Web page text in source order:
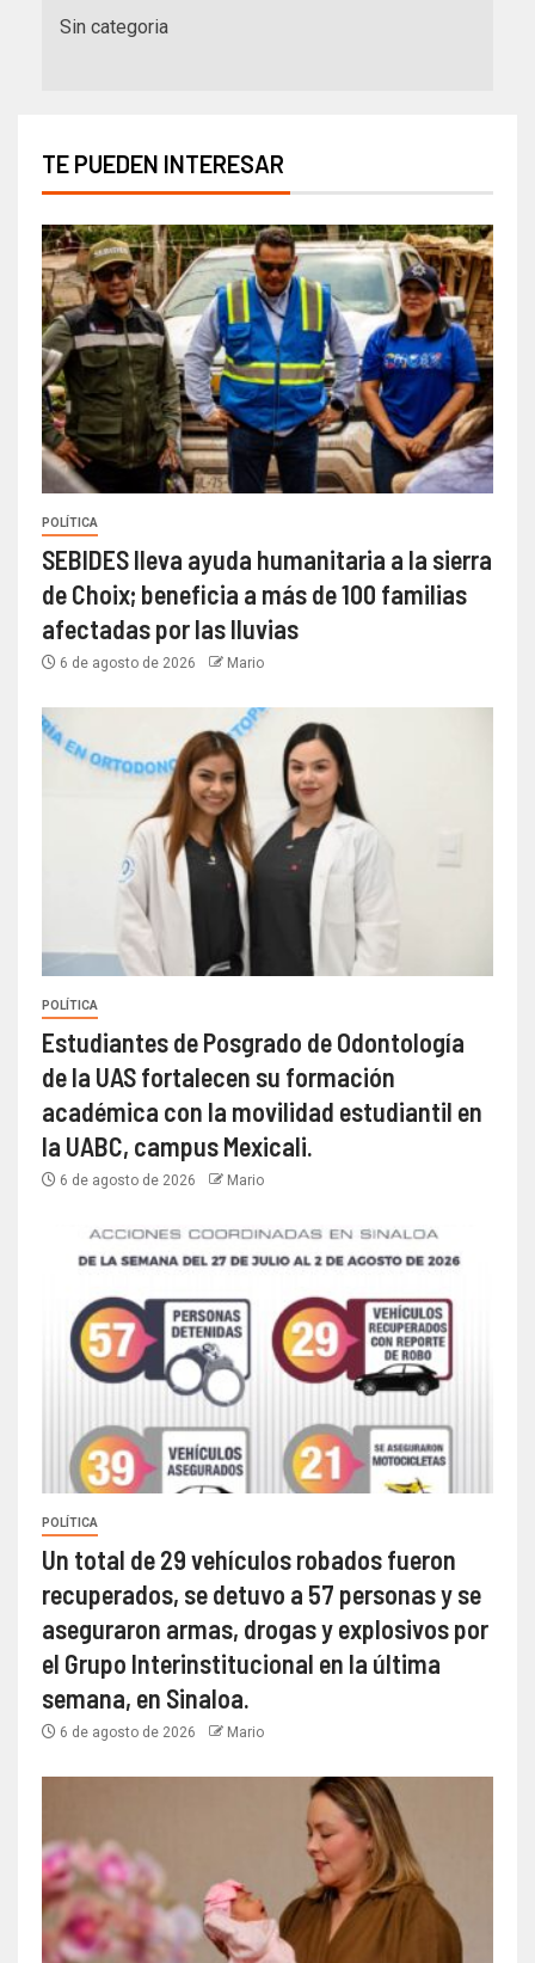
Sin categoria
TE PUEDEN INTERESAR
POLÍTICA
SEBIDES lleva ayuda humanitaria a la sierra
de Choix; beneficia a más de 100 familias
afectadas por las lluvias
6 de agosto de 2026 Mario
POLÍTICA
Estudiantes de Posgrado de Odontología
de la UAS fortalecen su formación
académica con la movilidad estudiantil en
la UABC, campus Mexicali.
6 de agosto de 2026 Mario
POLÍTICA
Un total de 29 vehículos robados fueron
recuperados, se detuvo a 57 personas y se
aseguraron armas, drogas y explosivos por
el Grupo Interinstitucional en la última
semana, en Sinaloa.
6 de agosto de 2026 Mario